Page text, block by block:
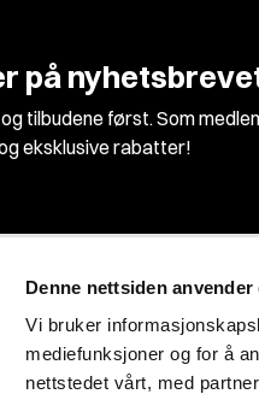
Denne nettsiden anvender
Vi bruker
mediefunksjoner og for å
nettstedet vårt, med
på
tilbudene først. Som
eksklusive rabatter!